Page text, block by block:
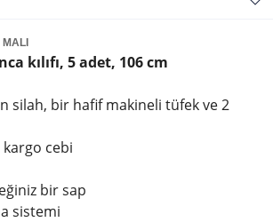
kılıfı, 5 adet, 106 cm
silah, bir hafif makineli tüfek ve 2
cebi
bir sap
sistemi